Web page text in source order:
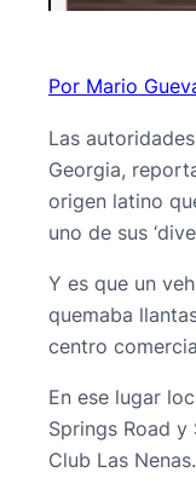
Por Mario
Las
Georgia,
origen latino
uno de sus
Y es que un
quemaba
centro
En ese lugar
Springs Road y
Club Las Nenas.